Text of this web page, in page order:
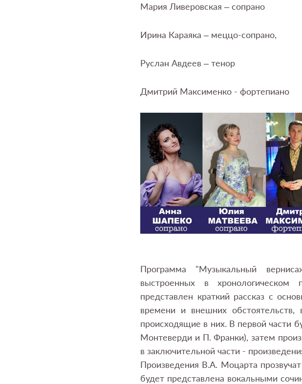
Мария Ливеровская – сопрано
Ирина Караяка – меццо-сопрано,
Руслан Авдеев – тенор
Дмитрий Максименко - фортепиано
Программа "Музыкальный
выстроенных в
представлен краткий рассказ с
времени и внешних
происходящие в них. В первой части
Монтеверди и П. Франки), затем
в заключительной части -
Произведения В.А. Моцарта
будет представлена вокальными